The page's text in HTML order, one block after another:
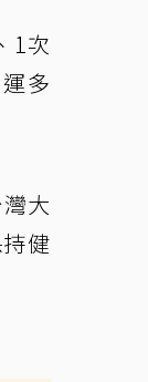
1次
多
大
健